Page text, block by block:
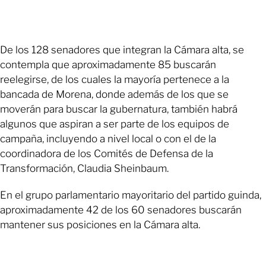
De los 128 senadores que integran la Cámara alta, se
contempla que aproximadamente 85 buscarán
reelegirse, de los cuales la mayoría pertenece a la
bancada de Morena, donde además de los que se
moverán para buscar la gubernatura, también habrá
algunos que aspiran a ser parte de los equipos de
campaña, incluyendo a nivel local o con el de la
coordinadora de los Comités de Defensa de la
Transformación, Claudia Sheinbaum.
En el grupo parlamentario mayoritario del partido guinda,
aproximadamente 42 de los 60 senadores buscarán
mantener sus posiciones en la Cámara alta.